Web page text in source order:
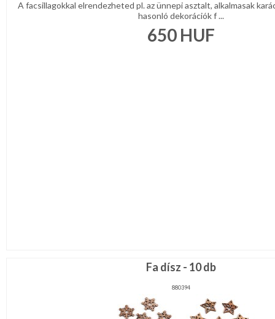
A facsillagokkal elrendezheted pl. az ünnepi asztalt, alkalmasak
hasonló dekorációk f ...
650HUF
Fa dísz - 10 db
880394